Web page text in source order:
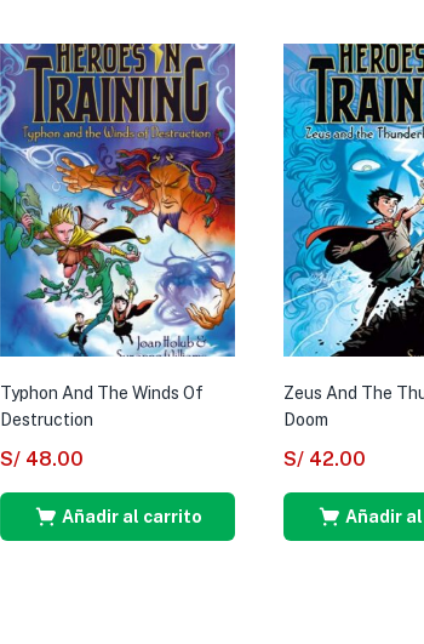
Typhon And The Winds Of
Destruction
S/ 48.00
Añadir al carrito
Zeus And The
Doom
S/ 42.00
Añadir